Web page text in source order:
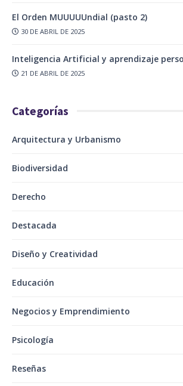
El Orden MUUUUUndial (pasto 2)
30 DE ABRIL DE 2025
Inteligencia Artificial y aprendizaje
21 DE ABRIL DE 2025
Categorías
Arquitectura y Urbanismo
Biodiversidad
Derecho
Destacada
Diseño y Creatividad
Educación
Negocios y Emprendimiento
Psicología
Reseñas